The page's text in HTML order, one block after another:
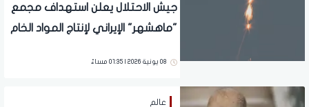
جيش الاحتلال يعلن استهداف مجمع
"ماهشهر" الإيراني لإنتاج المواد الخام
08 يونية 2026 | 01:35 مساءً
عالم